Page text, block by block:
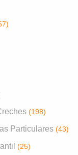
(198)
Particulares (43)
(25)